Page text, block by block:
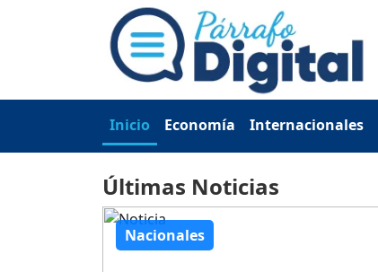
Inicio Economía Internacionales
Últimas Noticias
Nacionales